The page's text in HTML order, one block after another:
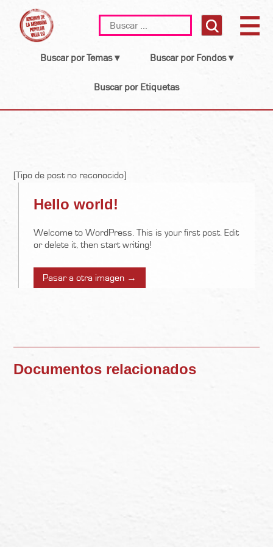
content
Buscar:
Buscar por Temas ▾ Buscar por Fondos ▾
Buscar por Etiquetas
[Tipo de post no reconocido]
Hello world!
Welcome to WordPress. This is your first post. Edit
or delete it, then start writing!
Pasar a otra imagen →
Documentos relacionados